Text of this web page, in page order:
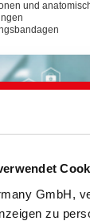
GmbH,
zu
und